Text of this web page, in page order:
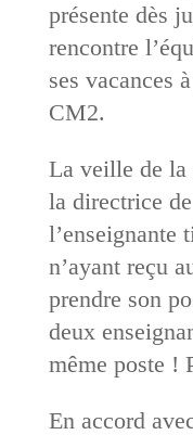
présente dès
rencontre
ses vacances
CM2.
La veille de la
la directrice
l’enseignante
n’ayant reçu
prendre son
deux
même poste !
En accord